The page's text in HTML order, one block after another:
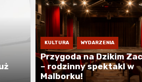
KULTURA WYDARZENIA
Przygoda na Dzikim
– rodzinny spektakl w
Malborku!